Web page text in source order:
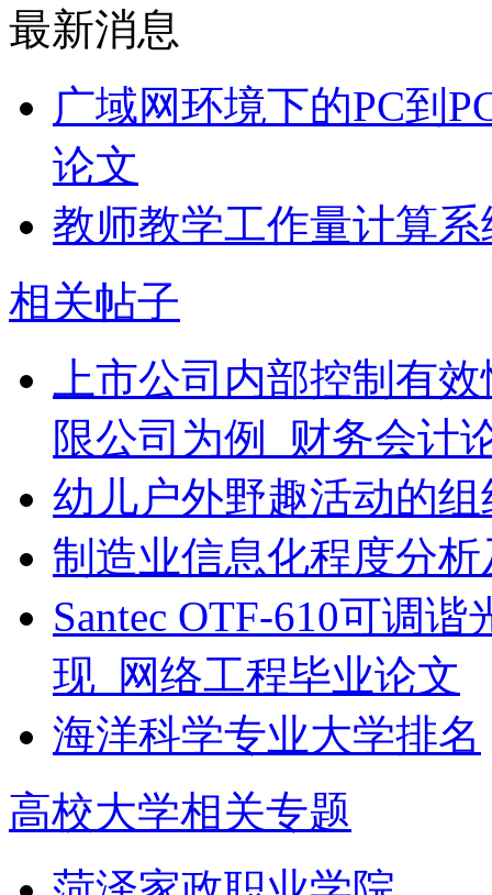
最新消息
广域网环境下的PC到
论文
教师教学工作量计算
相关帖子
上市公司内部控制有
限公司为例_财务会计
幼儿户外野趣活动的
制造业信息化程度分
Santec OTF-610可调
现_网络工程毕业论文
海洋科学专业大学排名
高校大学相关专题